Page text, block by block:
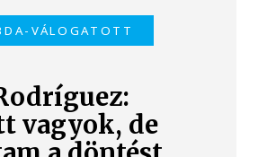
VÁLOGATOTT
vagyok, de